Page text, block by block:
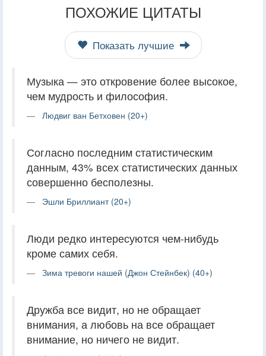
ПОХОЖИЕ ЦИТАТЫ
Показать лучшие
Музыка — это откровение более высокое,
чем мудрость и философия.
Людвиг ван Бетховен (20+)
Согласно последним статистическим
данным, 43% всех статистических данных
совершенно бесполезны.
Эшли Бриллиант (20+)
Люди редко интересуются чем-нибудь
кроме самих себя.
Зима тревоги нашей (Джон Стейнбек) (40+)
Дружба все видит, но не обращает
внимания, а любовь на все обращает
внимание, но ничего не видит.